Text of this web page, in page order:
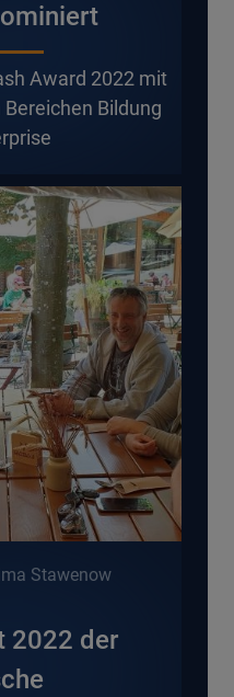
Award 2022 mit
Bildung
Stawenow
2022 der